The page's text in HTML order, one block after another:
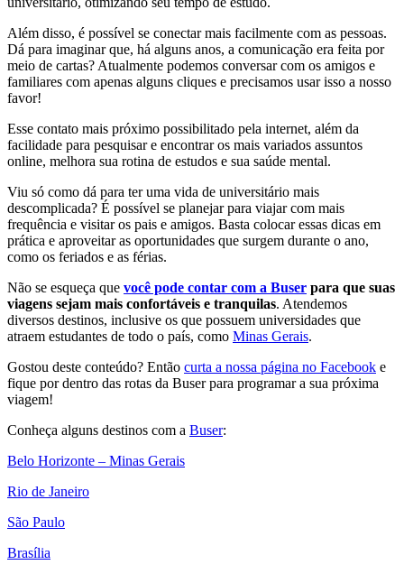
Além disso, é possível se conectar mais facilmente com as pessoas.
Dá para imaginar que, há alguns anos, a comunicação era feita por
meio de cartas? Atualmente podemos conversar com os amigos e
familiares com apenas alguns cliques e precisamos usar isso a nosso
favor!
Esse contato mais próximo possibilitado pela internet, além da
facilidade para pesquisar e encontrar os mais variados assuntos
online, melhora sua rotina de estudos e sua saúde mental.
Viu só como dá para ter uma vida de universitário mais
descomplicada? É possível se planejar para viajar com mais
frequência e visitar os pais e amigos. Basta colocar essas dicas em
prática e aproveitar as oportunidades que surgem durante o ano,
como os feriados e as férias.
Não se esqueça que você pode contar com a Buser para que suas
viagens sejam mais confortáveis e tranquilas. Atendemos
diversos destinos, inclusive os que possuem universidades que
atraem estudantes de todo o país, como Minas Gerais.
Gostou deste conteúdo? Então curta a nossa página no Facebook e
fique por dentro das rotas da Buser para programar a sua próxima
viagem!
Conheça alguns destinos com a Buser:
Belo Horizonte – Minas Gerais
Rio de Janeiro
São Paulo
Brasília